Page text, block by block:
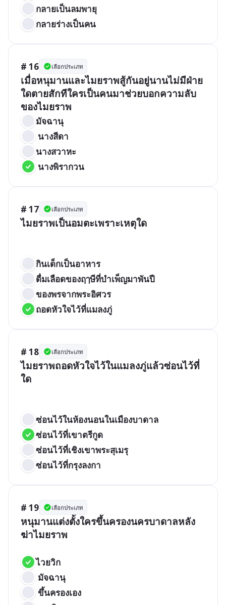
กลายเป็นลมพายุ
กลายร่างเป็นคน
# 16 เลือกประเภท
เมื่อหนุมานและไมยราพสู้กันอยู่นานไม่มีฝ่าย
ใดตายสักทีใครเป็นคนมาช่วยบอกความลับ
มัจฉานุ
นางสีดา
นางสวาหะ
นางพิรากวน
# 17 เลือกประเภท
ไมยราพเป็นอมตะเพราะเหตุใด
กินเด็กเป็นอาหาร
ดื่มเลือดของฤๅษีที่บำเพ็ญมาพันปี
ของพรจากพระอิศวร
ถอดหัวใจไว้ที่แมลงภู่
# 18 เลือกประเภท
ไมยราพถอดหัวใจไว้ในแมลงภู่แล้วซ่อนไว้ที่
ใด
ซ่อนไว้ในห้องนอนในเมืองบาดาล
ซ่อนไว้ที่เขาตรีกูด
ซ่อนไว้ที่เชิงเขาพระสุเมรุ
ซ่อนไว้ที่กรุงลงกา
# 19 เลือกประเภท
หนุมานแต่งตั้งใครขึ้นครองนครบาดาลหลัง
ฆ่าไมยราพ
ไวยวิก
มัจฉานุ
ขึ้นครองเอง